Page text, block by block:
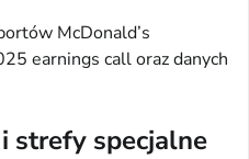
McDonald’s
earnings call oraz danych
strefy specjalne